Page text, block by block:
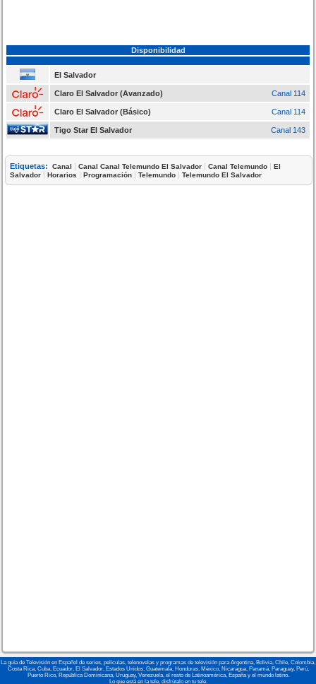
Disponibilidad
El Salvador
Claro El Salvador (Avanzado) Canal 114
Claro El Salvador (Básico) Canal 114
Tigo Star El Salvador Canal 143
Etiquetas: Canal |Canal Canal Telemundo El Salvador |Canal Telemundo |El
Salvador |Horarios |Programación |Telemundo |Telemundo El Salvador
La guía de Televisión en Español de series, películas, telenovelas y programas de televisión para Argentina, Bolivia, Chile, Colombia,
Costa Rica, Cuba, Ecuador, El Salvador, Estados Unidos, Guatemala, Honduras, México, Nicaragua, Panamá, Paraguay, Perú,
Puerto Rico, República Dominicana, Uruguay, Venezuela, el resto de Latinoamérica, España y el mundo latino.
Lo que está en la tele, disfrútalo en tu tele.